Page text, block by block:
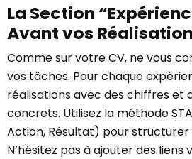
La Section
Avant vos
Comme sur votre CV, ne vous
vos tâches. Pour chaque
réalisations avec des chiffres et
concrets. Utilisez la méthode
Action, Résultat) pour structurer
N’hésitez pas à ajouter des liens